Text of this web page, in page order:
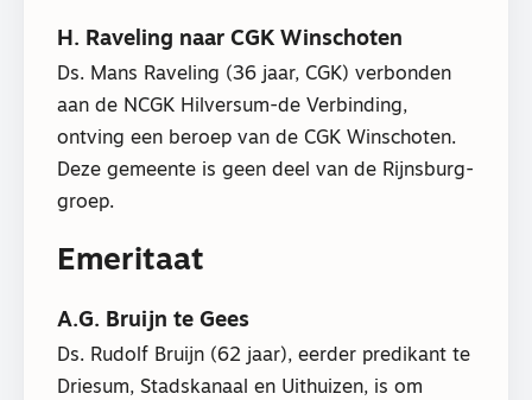
H. Raveling naar CGK Winschoten
Ds. Mans Raveling (36 jaar, CGK) verbonden
aan de NCGK Hilversum-de Verbinding,
ontving een beroep van de CGK Winschoten.
Deze gemeente is geen deel van de Rijnsburg-
groep.
Emeritaat
A.G. Bruijn te Gees
Ds. Rudolf Bruijn (62 jaar), eerder predikant te
Driesum, Stadskanaal en Uithuizen, is om